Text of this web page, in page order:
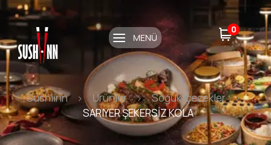
MENÜ
0
Sushiinn Ürünler
Soğuk İçecekler
SARIYER ŞEKERSİZ KOLA